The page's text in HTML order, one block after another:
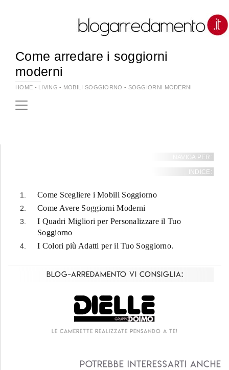
Come arredare i soggiorni
moderni
HOME - LIVING - MOBILI SOGGIORNO - SOGGIORNI MODERNI
NAVIGA PER:
INDICE:
Come Scegliere i Mobili Soggiorno
Come Avere Soggiorni Moderni
I Quadri Migliori per Personalizzare il Tuo
Soggiorno
I Colori più Adatti per il Tuo Soggiorno.
Blog-Arredamento vi consiglia:
Le camerette realizzate pensando a te!
Potrebbe interessarti anche